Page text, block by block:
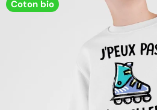
Coton bio